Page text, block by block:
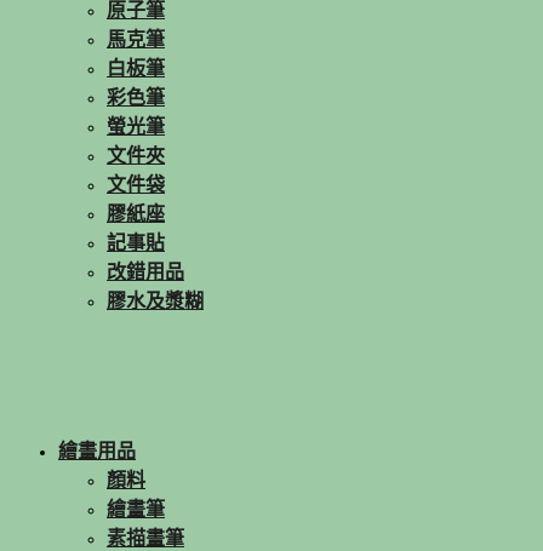
原子筆
馬克筆
白板筆
彩色筆
螢光筆
文件夾
文件袋
膠紙座
記事貼
改錯用品
膠水及漿糊
繪畫用品
顏料
繪畫筆
素描畫筆